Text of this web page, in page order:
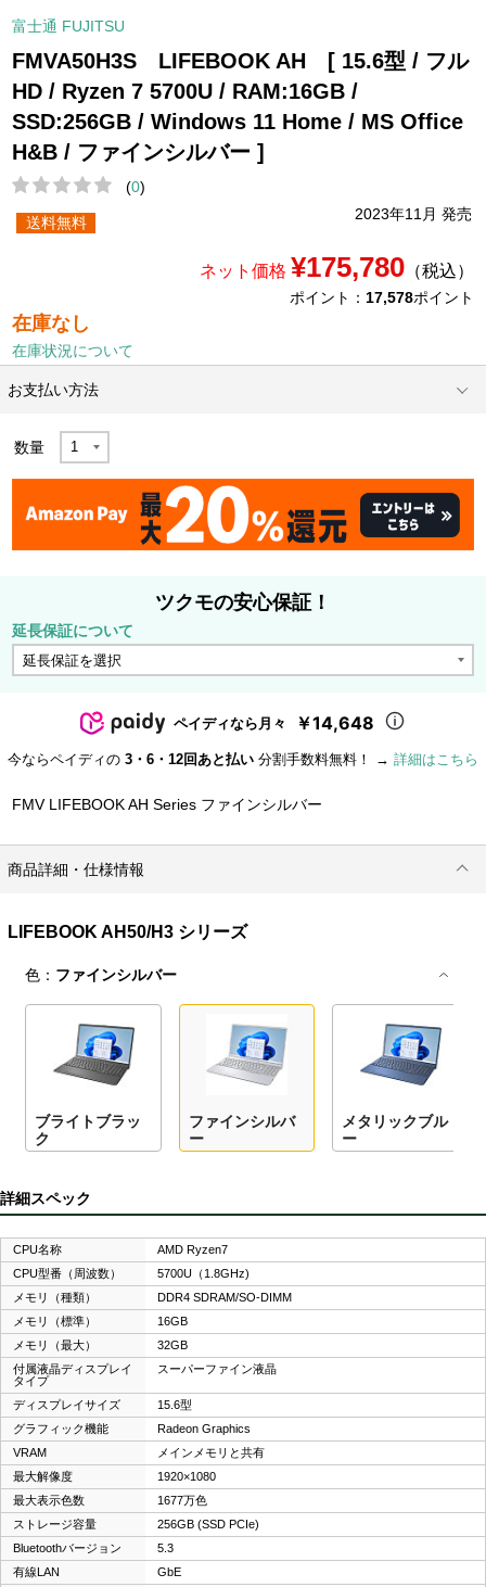
富士通 FUJITSU
FMVA50H3S LIFEBOOK AH [ 15.6型 / フル
HD / Ryzen 7 5700U / RAM:16GB /
SSD:256GB / Windows 11 Home / MS Office
H&B / ファインシルバー ]
(0)
2023年11月 発売
送料無料
ネット価格 ¥175,780（税込）
ポイント： 17,578ポイント
在庫なし
在庫状況について
お支払い方法
数量
ツクモの安心保証！
延長保証について
ペイディなら月々 ￥14,648
今ならペイディの 3・6・12回あと払い 分割手数料無料！ → 詳細はこちら
FMV LIFEBOOK AH Series ファインシルバー
商品詳細・仕様情報
LIFEBOOK AH50/H3 シリーズ
色： ファインシルバー
ブライトブラッ
ク
ファインシルバ
ー
メタリックブル
ー
詳細スペック
CPU名称
AMD Ryzen7
CPU型番（周波数）
5700U（1.8GHz)
メモリ（種類）
DDR4 SDRAM/SO-DIMM
メモリ（標準）
16GB
メモリ（最大）
32GB
付属液晶ディスプレイ
タイプ
スーパーファイン液晶
ディスプレイサイズ
15.6型
グラフィック機能
Radeon Graphics
VRAM
メインメモリと共有
最大解像度
1920×1080
最大表示色数
1677万色
ストレージ容量
256GB (SSD PCIe)
Bluetoothバージョン
5.3
有線LAN
GbE